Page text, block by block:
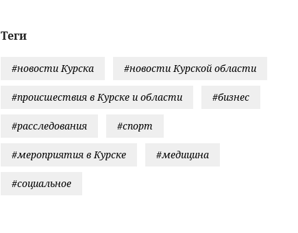
Теги
#новости Курска #новости Курской области
#происшествия в Курске и области #бизнес
#расследования #спорт
#мероприятия в Курске #медицина
#социальное